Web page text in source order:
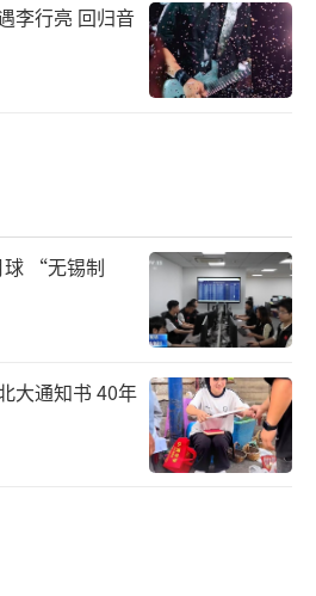
李行亮 回归音
球 “无锡制
大通知书 40年